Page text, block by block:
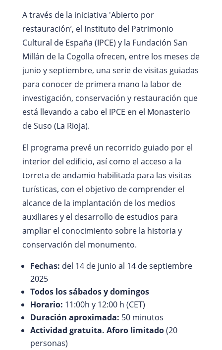
A través de la iniciativa 'Abierto por
restauración’, el Instituto del Patrimonio
Cultural de España (IPCE) y la Fundación San
Millán de la Cogolla ofrecen, entre los meses de
junio y septiembre, una serie de visitas guiadas
para conocer de primera mano la labor de
investigación, conservación y restauración que
está llevando a cabo el IPCE en el Monasterio
de Suso (La Rioja).
El programa prevé un recorrido guiado por el
interior del edificio, así como el acceso a la
torreta de andamio habilitada para las visitas
turísticas, con el objetivo de comprender el
alcance de la implantación de los medios
auxiliares y el desarrollo de estudios para
ampliar el conocimiento sobre la historia y
conservación del monumento.
Fechas: del 14 de junio al 14 de septiembre
2025
Todos los sábados y domingos
Horario: 11:00h y 12:00 h (CET)
Duración aproximada: 50 minutos
Actividad gratuita. Aforo limitado(20
personas)